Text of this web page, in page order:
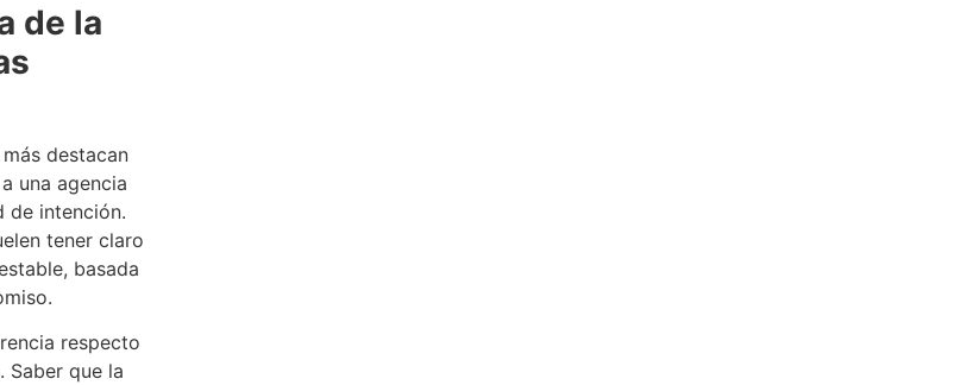
de la
destacan
una agencia
de intención.
tener claro
basada
respecto
Saber que la